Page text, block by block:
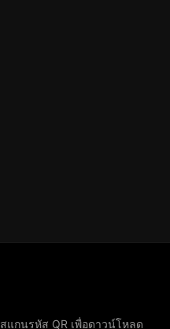
สแกนรหัส QR เพื่อดาวน์โหลด